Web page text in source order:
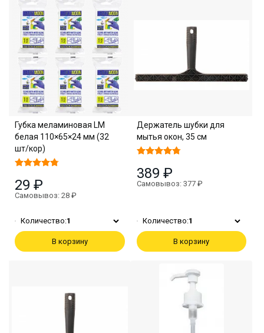
Губка меламиновая LM
белая 110×65×24 мм (32
шт/кор)
29 ₽
Самовывоз: 28 ₽
Количество:1
В корзину
Держатель шубки для
мытья окон, 35 см
389 ₽
Самовывоз: 377 ₽
Количество:1
В корзину